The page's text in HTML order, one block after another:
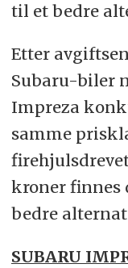
til et bedre
Etter
Subaru-biler
Impreza
samme
kroner finnes
bedre
SUBARU